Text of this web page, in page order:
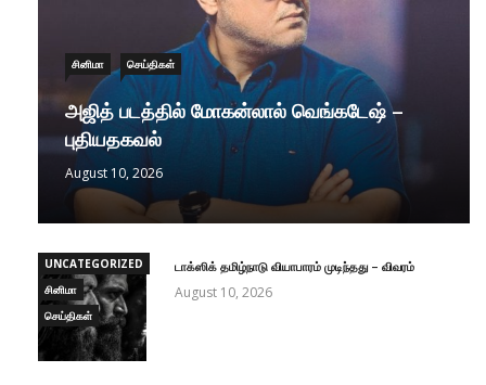
சினிமா செய்திகள்
அஜித் படத்தில் மோகன்லால் வெங்கடேஷ் –
புதியதகவல்
August 10, 2026
UNCATEGORIZED
சினிமா
செய்திகள்
டாக்ஸிக் தமிழ்நாடு வியாபாரம் முடிந்தது – விவரம்
August 10, 2026